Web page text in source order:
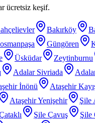
ücretsiz keşif.
Bakırköy
Güngören
Üsküdar Zeytinburnu
Adalar Sivriada
İnönü Ataşehir
Ataşehir Yenişehir Şile
Şile Çavuş Şile